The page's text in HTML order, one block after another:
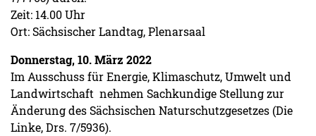
Zeit: 14.00 Uhr
Ort: Sächsischer Landtag, Plenarsaal
Donnerstag, 10. März 2022
Im Ausschuss für Energie, Klimaschutz, Umwelt und
Landwirtschaft nehmen Sachkundige Stellung zur
Änderung des Sächsischen Naturschutzgesetzes (Die
Linke, Drs. 7/5936).